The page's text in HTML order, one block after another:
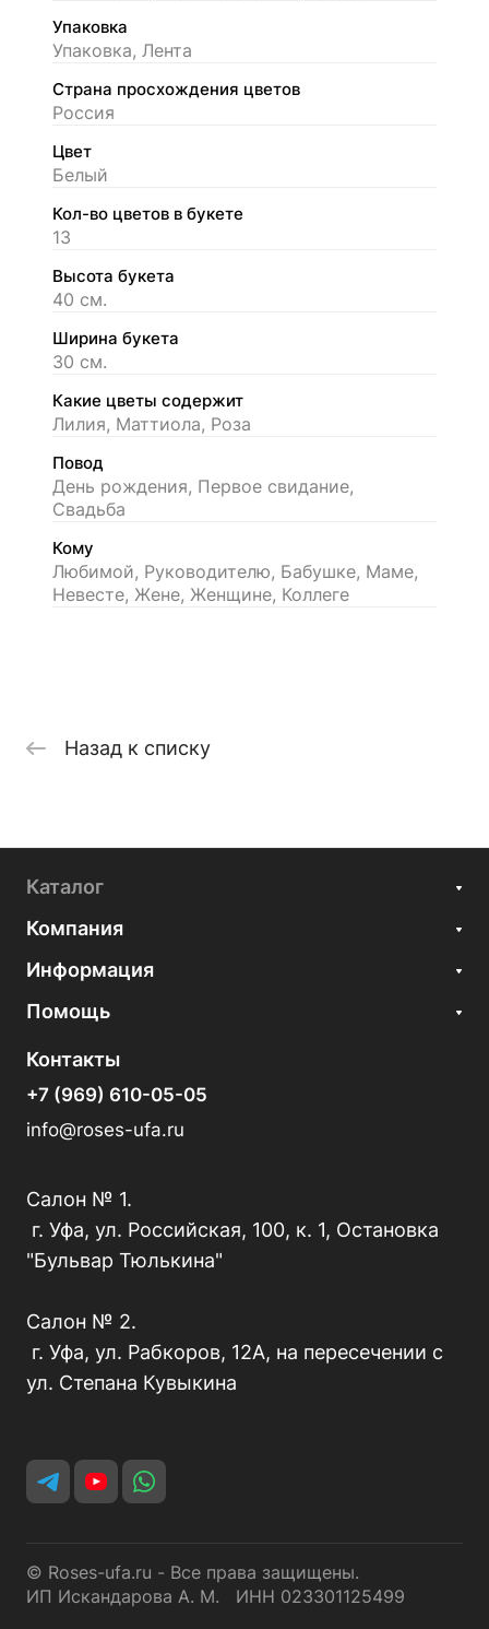
Упаковка
Упаковка, Лента
Страна просхождения цветов
Россия
Цвет
Белый
Кол-во цветов в букете
13
Высота букета
40 см.
Ширина букета
30 см.
Какие цветы содержит
Лилия, Маттиола, Роза
Повод
День рождения, Первое свидание,
Свадьба
Кому
Любимой, Руководителю, Бабушке, Маме,
Невесте, Жене, Женщине, Коллеге
Назад к списку
Каталог
Компания
Информация
Помощь
Контакты
+7 (969) 610-05-05
info@roses-ufa.ru
Салон № 1.
г. Уфа, ул. Российская, 100, к. 1, Остановка
"Бульвар Тюлькина"
Салон № 2.
г. Уфа, ул. Рабкоров, 12А, на пересечении с
ул. Степана Кувыкина
© Roses-ufa.ru - Все права защищены.
ИП Искандарова А. М. ИНН 023301125499